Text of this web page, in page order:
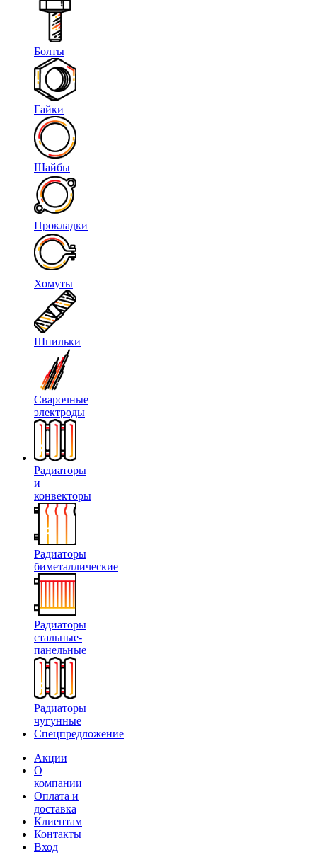
Болты
Гайки
Шайбы
Прокладки
Хомуты
Шпильки
Сварочные
электроды
Радиаторы
и
конвекторы
Радиаторы
биметаллические
Радиаторы
стальные-
панельные
Радиаторы
чугунные
Спецпредложение
Акции
О
компании
Оплата и
доставка
Клиентам
Контакты
Вход